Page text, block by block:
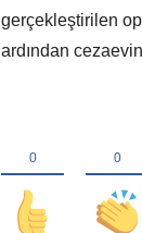
gerçekleştirilen
ardından